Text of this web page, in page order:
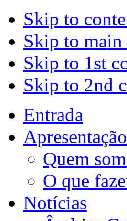
Skip to
Skip to
Skip to 1st
Skip to 2nd
Entrada
Apresentação
Quem
O que
Notícias